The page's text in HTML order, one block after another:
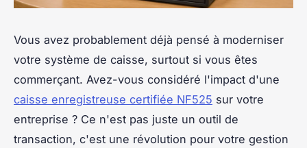
Vous avez probablement déjà pensé à moderniser
votre système de caisse, surtout si vous êtes
commerçant. Avez-vous considéré l'impact d'une
caisse enregistreuse certifiée NF525 sur votre
entreprise ? Ce n'est pas juste un outil de
transaction, c'est une révolution pour votre gestion